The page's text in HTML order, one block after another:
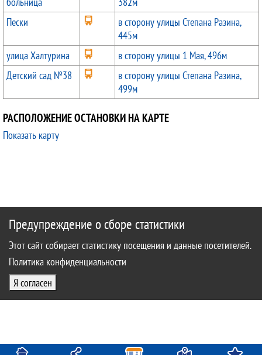
Пески
в сторону улицы Степана Разина,
445м
улица Халтурина
в сторону улицы 1 Мая, 496м
Детский сад №38
в сторону улицы Степана Разина,
499м
РАСПОЛОЖЕНИЕ ОСТАНОВКИ НА КАРТЕ
Показать карту
Предупреждение о сборе статистики
Этот сайт собирает статистику посещения и данные посетителей.
Политика конфиденциальности
Я согласен